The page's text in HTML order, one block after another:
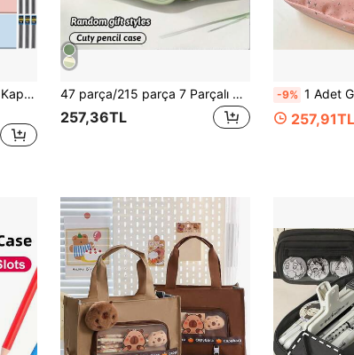
Lüks Kırtasiye Seti, Büyük Kapasiteli Kalem Kutusu, Fosforlu Kalem, Tükenmez Kalem, Yapışkanlı Notlar, Cetvel, Silgi ve Diğer Kırtasiye Ürünlerini İçerir, Öğrenciler İçin İdeal Seçim (Unisex). Çok Fonksiyonlu Öğrenim Gereçleri Seti, Okula Dönüş İçin Temel İhtiyaç.
47 parça/215 parça 7 Parçalı Panda Kırtasiye Seti - Panda - Okul Malzemeleri - Panda Peluş Bebek, Çıkartmalar ve Kalem Kutusu İçerir - Okula Dönüş İçin Gerekli Malzemeler
257,36TL
-9% 1 Adet Gümüş Yıldız Baskılı Scrunchie Saplı Kalem
257,91TL